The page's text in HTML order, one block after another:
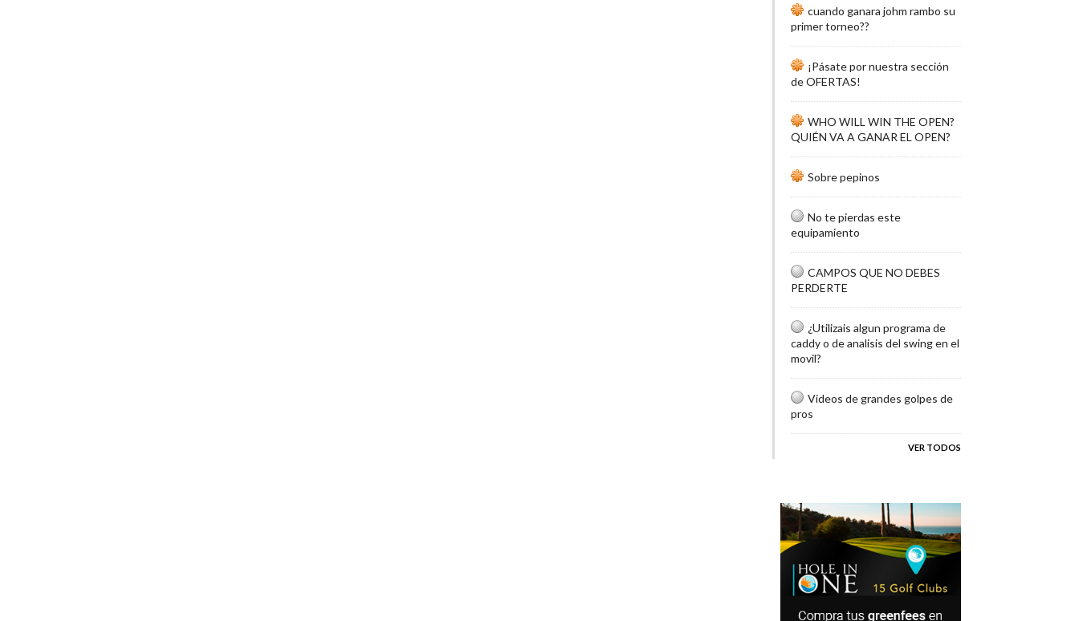
cuando ganara johm rambo su
primer torneo??
¡Pásate por nuestra sección
de OFERTAS!
WHO WILL WIN THE OPEN?
QUIÉN VA A GANAR EL OPEN?
Sobre pepinos
No te pierdas este
equipamiento
CAMPOS QUE NO DEBES
PERDERTE
¿Utilizais algun programa de
caddy o de analisis del swing en el
movil?
Videos de grandes golpes de
pros
VER TODOS